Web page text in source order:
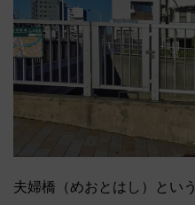
夫婦橋（めおとはし）とい